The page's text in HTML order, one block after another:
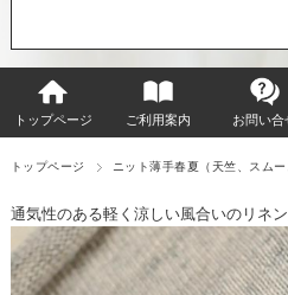
トップページ ご利用案内 お問い合
トップページ ニット薄手春夏（天竺、スムー
通気性のある軽く涼しい風合いのリネン